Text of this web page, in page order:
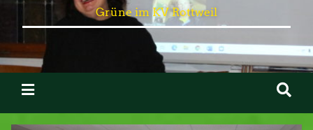
Grüne im KV Rottweil